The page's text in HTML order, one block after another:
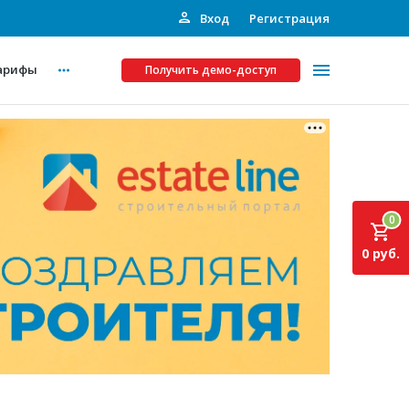
Вход Регистрация
Получить демо-доступ
Платные услуги
Рекламодателям
Инвестпроекты
Подписка на Базу
0
0 руб.